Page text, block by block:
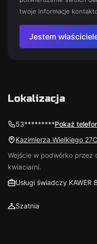
twoje informacje
Jestem
Lokalizacja
53*********Pokaż
Kazimierza Wielkiego
Wejście w podwórko przez
kwiaciarni.
Usługi świadczy KAWER
Szatnia